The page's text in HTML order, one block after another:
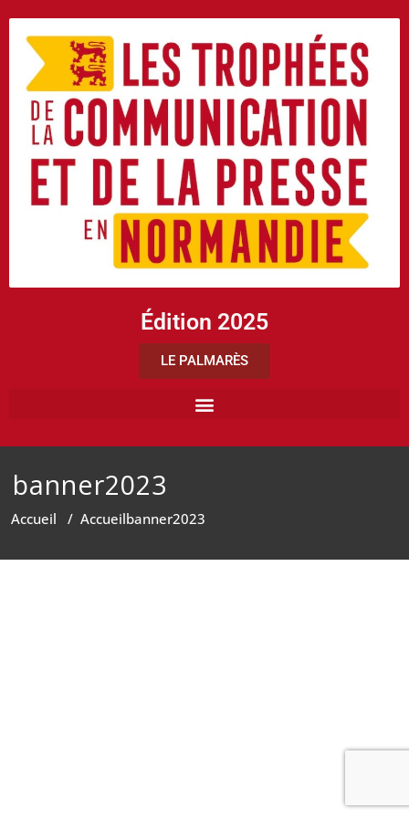
Édition 2025
LE PALMARÈS
banner2023
Accueil / Accueilbanner2023